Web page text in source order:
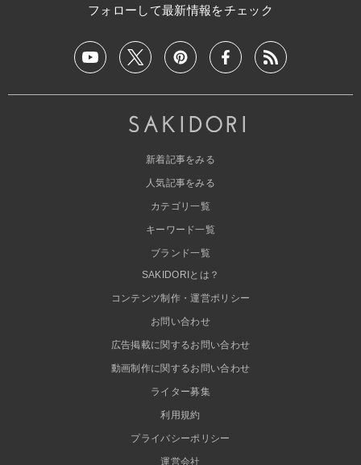
フォローして最新情報をチェック
新着記事をみる
人気記事をみる
カテゴリ一覧
キーワード一覧
ブランド一覧
SAKIDORIとは？
コンテンツ制作・運営ポリシー
お問い合わせ
広告掲載に関するお問い合わせ
動画制作に関するお問い合わせ
ライター募集
利用規約
プライバシーポリシー
運営会社